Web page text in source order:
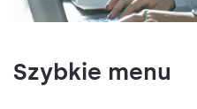
Szybkie menu